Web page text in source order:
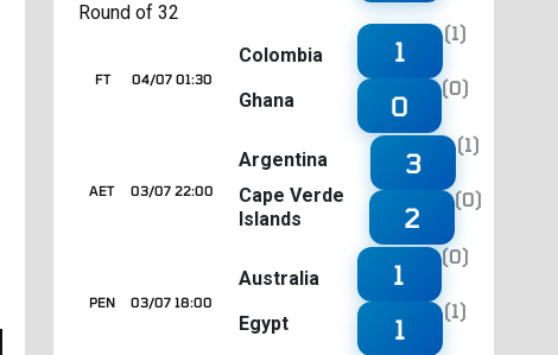
Round of 32
04/07 01:30
FT
Colombia
Ghana
1
(1)
0
(0)
03/07 22:00
AET
Argentina
Cape Verde
Islands
3
(1)
2
(0)
03/07 18:00
PEN
Australia
Egypt
1
(0)
1
(1)